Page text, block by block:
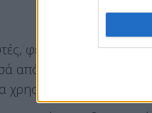
φέρονται να
από υπαλλήλους
χρησιμοποιούσαν κατά